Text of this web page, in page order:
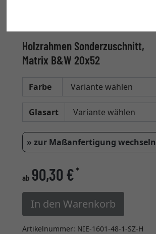
Holzrahmen Sonderzuschnitt,
Matrix B&W 20x52
Farbe
Glasart
» zur Maßanfertigung wechseln
ab 90,30 €*
In den Warenkorb
Artikelnummer: NIE-1601-48-1-SZ-H